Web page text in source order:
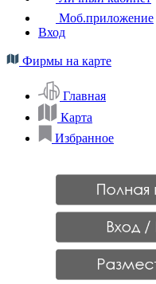
Моб.приложение
Вход
Фирмы на карте
Главная
Карта
Избранное